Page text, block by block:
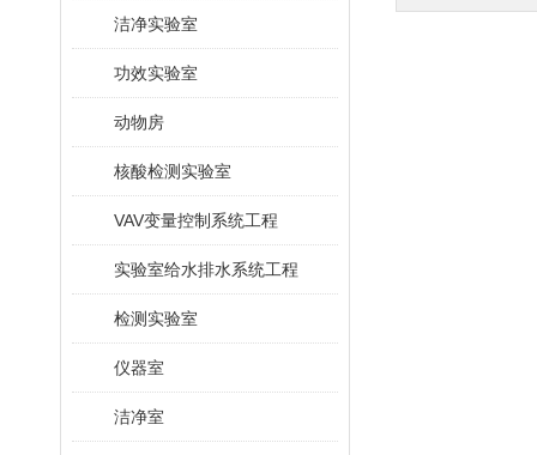
洁净实验室
功效实验室
动物房
核酸检测实验室
VAV变量控制系统工程
实验室给水排水系统工程
检测实验室
仪器室
洁净室